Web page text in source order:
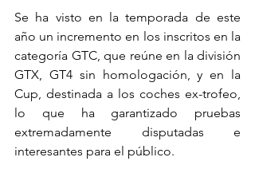
Se ha visto en la temporada de este
año un incremento en los inscritos en la
categoría GTC, que reúne en la división
GTX, GT4 sin homologación, y en la
Cup, destinada a los coches ex-trofeo,
lo que ha garantizado pruebas
extremadamente disputadas e
interesantes para el público.